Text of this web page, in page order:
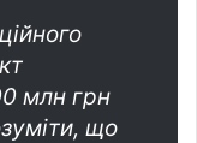
млн грн
що